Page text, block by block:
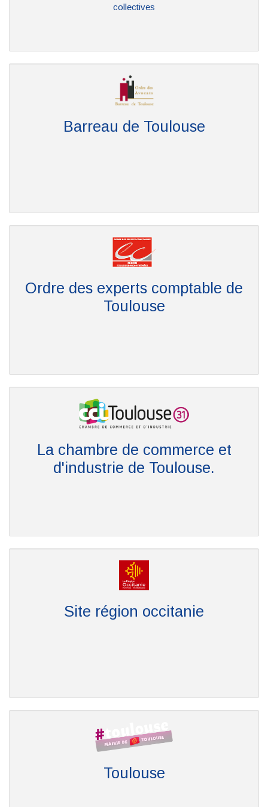
collectives
Barreau de Toulouse
Ordre des experts comptable de
Toulouse
La chambre de commerce et
d'industrie de Toulouse.
Site région occitanie
Toulouse